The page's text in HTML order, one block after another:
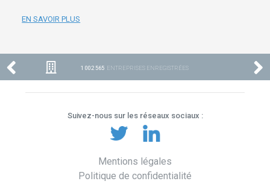
EN SAVOIR PLUS
1 002 565 ENTREPRISES ENREGISTRÉES
Suivez-nous sur les réseaux sociaux :
Mentions légales
Politique de confidentialité